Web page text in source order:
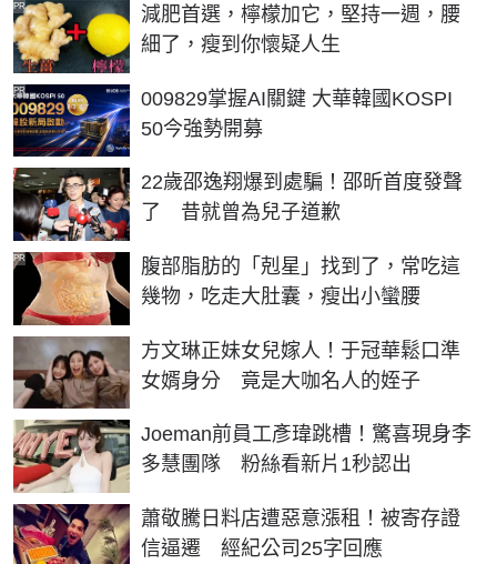
減肥首選，檸檬加它，堅持一週，腰
細了，瘦到你懷疑人生
PR
009829掌握AI關鍵 大華韓國KOSPI
50今強勢開募
PR
22歲邵逸翔爆到處騙！邵昕首度發聲
了 昔就曾為兒子道歉
腹部脂肪的「剋星」找到了，常吃這
幾物，吃走大肚囊，瘦出小蠻腰
PR
方文琳正妹女兒嫁人！于冠華鬆口準
女婿身分 竟是大咖名人的姪子
Joeman前員工彥瑋跳槽！驚喜現身李
多慧團隊 粉絲看新片1秒認出
蕭敬騰日料店遭惡意漲租！被寄存證
信逼遷 經紀公司25字回應